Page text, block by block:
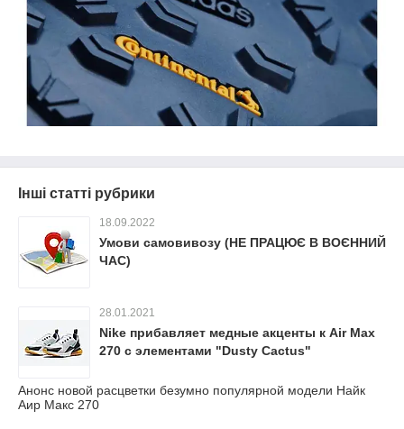
Інші статті рубрики
18.09.2022
Умови самовивозу (НЕ ПРАЦЮЄ В ВОЄННИЙ
ЧАС)
28.01.2021
Nike прибавляет медные акценты к Air Max
270 с элементами "Dusty Cactus"
Анонс новой расцветки безумно популярной модели Найк
Аир Макс 270